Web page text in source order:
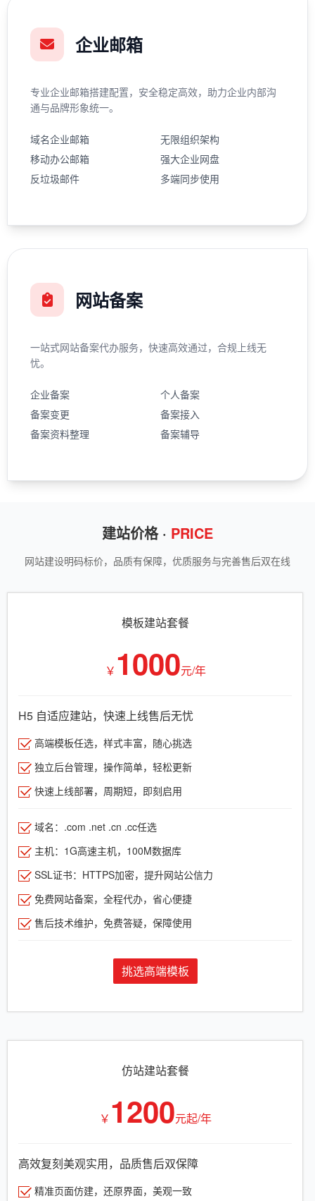
企业邮箱
专业企业邮箱搭建配置，安全稳定高效，助力企业内部沟
通与品牌形象统一。
域名企业邮箱
无限组织架构
移动办公邮箱
强大企业网盘
反垃圾邮件
多端同步使用
网站备案
一站式网站备案代办服务，快速高效通过，合规上线无
忧。
企业备案
个人备案
备案变更
备案接入
备案资料整理
备案辅导
建站价格 · PRICE
网站建设明码标价，品质有保障，优质服务与完善售后双在线
模板建站套餐
￥ 1000元/年
H5 自适应建站，快速上线售后无忧
高端模板任选，样式丰富，随心挑选
独立后台管理，操作简单，轻松更新
快速上线部署，周期短，即刻启用
域名：.com .net .cn .cc任选
主机：1G高速主机，100M数据库
SSL证书：HTTPS加密，提升网站公信力
免费网站备案，全程代办，省心便捷
售后技术维护，免费答疑，保障使用
挑选高端模板
仿站建站套餐
￥ 1200元起/年
高效复刻美观实用，品质售后双保障
精准页面仿建，还原界面，美观一致